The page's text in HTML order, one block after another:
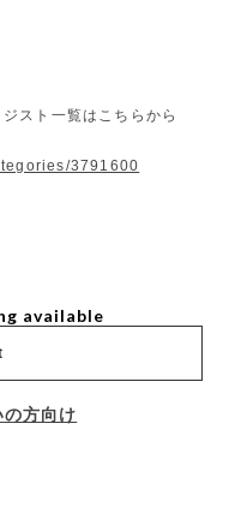
スト一覧はこちらから
3791600
available
の方向け